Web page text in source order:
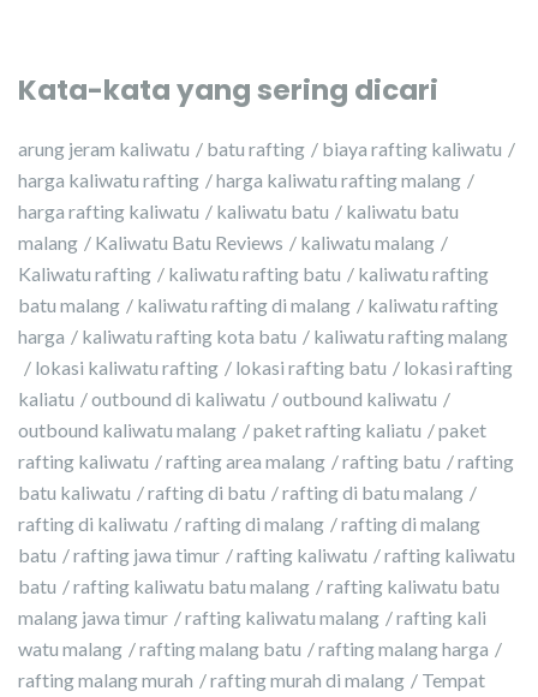
Kata-kata yang sering dicari
arung jeram kaliwatu batu rafting
biaya rafting kaliwatu
harga kaliwatu rafting
harga kaliwatu rafting malang
harga rafting kaliwatu
kaliwatu batu
kaliwatu batu
malang
Kaliwatu Batu Reviews
kaliwatu malang
Kaliwatu rafting
kaliwatu rafting batu
kaliwatu rafting
batu malang
kaliwatu rafting di malang
kaliwatu rafting
harga
kaliwatu rafting kota batu
kaliwatu rafting malang
lokasi kaliwatu rafting
lokasi rafting batu
lokasi rafting
kaliatu
outbound di kaliwatu
outbound kaliwatu
outbound kaliwatu malang
paket rafting kaliatu
paket
rafting kaliwatu
rafting area malang rafting batu
rafting
batu kaliwatu
rafting di batu
rafting di batu malang
rafting di kaliwatu
rafting di malang
rafting di malang
batu
rafting jawa timur rafting kaliwatu
rafting kaliwatu
batu
rafting kaliwatu batu malang
rafting kaliwatu batu
malang jawa timur
rafting kaliwatu malang
rafting kali
watu malang
rafting malang batu
rafting malang harga
rafting malang murah
rafting murah di malang
Tempat